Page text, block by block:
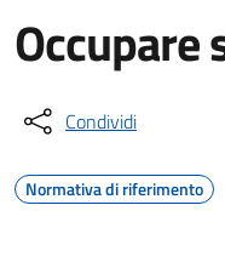
Occupare
Condividi
Normativa di riferimento